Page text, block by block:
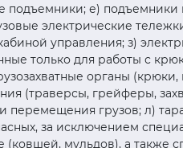
подъемники; е)
электрические
управления; з)
только для работы с
органы
(траверсы, грейферы,
перемещения грузов; л)
за исключением
(ковшей, мульдов), а также